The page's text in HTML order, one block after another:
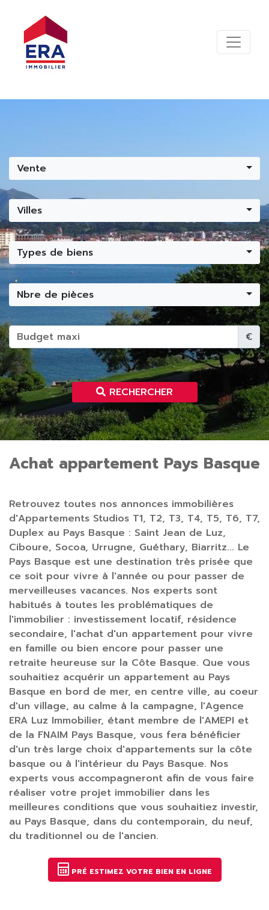
Vente
Villes
Types de biens
Nbre de pièces
€
RECHERCHER
Achat appartement Pays Basque
Retrouvez toutes nos annonces immobilières
d'Appartements Studios T1, T2, T3, T4, T5, T6, T7,
Duplex au Pays Basque : Saint Jean de Luz,
Ciboure, Socoa, Urrugne, Guéthary, Biarritz... Le
Pays Basque est une destination très prisée que
ce soit pour vivre à l'année ou pour passer de
merveilleuses vacances. Nos experts sont
habitués à toutes les problématiques de
l'immobilier : investissement locatif, résidence
secondaire, l'achat d'un appartement pour vivre
en famille ou bien encore pour passer une
retraite heureuse sur la Côte Basque. Que vous
souhaitiez acquérir un appartement au Pays
Basque en bord de mer, en centre ville, au coeur
d'un village, au calme à la campagne, l'Agence
ERA Luz Immobilier, étant membre de l'AMEPI et
de la FNAIM Pays Basque, vous fera bénéficier
d'un très large choix d'appartements sur la côte
basque ou à l'intérieur du Pays Basque. Nos
experts vous accompagneront afin de vous faire
réaliser votre projet immobilier dans les
meilleures conditions que vous souhaitiez investir,
au Pays Basque, dans du contemporain, du neuf,
du traditionnel ou de l'ancien.
PRÉ ESTIMEZ VOTRE BIEN EN LIGNE